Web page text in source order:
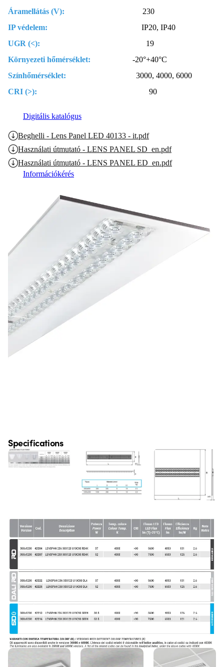
Áramellátás (V):
230
IP védelem:
IP20, IP40
UGR (<): 19
Környezeti hőmérséklet:
-20°+40°C
Színhőmérséklet:
3000, 4000, 6000
CRI (>):
90
Digitális katalógus
Beghelli - Lens Panel LED 40133 - it.pdf
Használati útmutató - LENS PANEL SD_en.pdf
Használati útmutató - LENS PANEL ED_en.pdf
Információkérés
Specifications